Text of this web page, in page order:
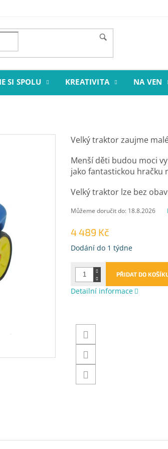
SI SPOLU KREATIVITA NA VEN
4 489 Kč
Měrná
Dodání do 1 týdne
Můžeme doručit do: 18.8.2026
PŘIDAT DO
Velký traktor zaujme
Menší děti budou moci
jako fantastickou hračku
Velký traktor lze bez
Detailní informace